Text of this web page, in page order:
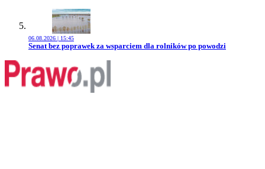
06.08.2026 | 15:45
Przejdź do artykułu:
Senat bez poprawek za wsparciem dla rolników po powodzi